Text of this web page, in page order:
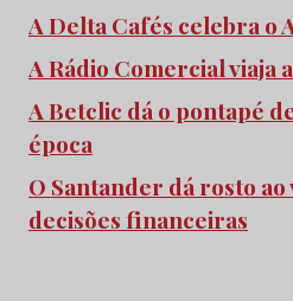
A Delta Cafés celebra o
A Rádio Comercial viaja
A Betclic dá o pontapé
época
O Santander dá rosto
decisões financeiras